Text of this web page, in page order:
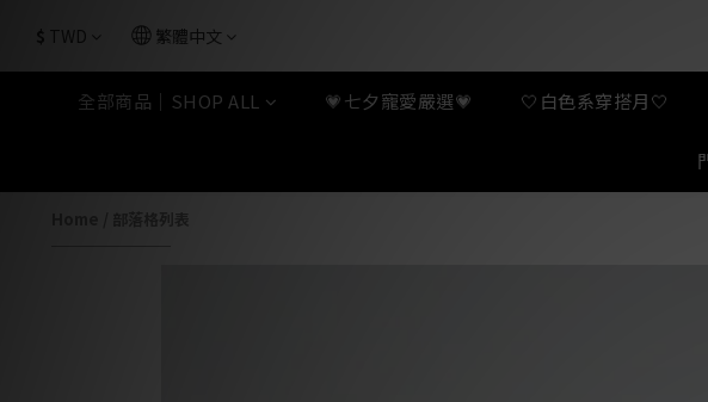
$ TWD 繁體中文
全部商品｜SHOP ALL 💗七夕寵愛嚴選💗 🤍白色系穿搭月🤍